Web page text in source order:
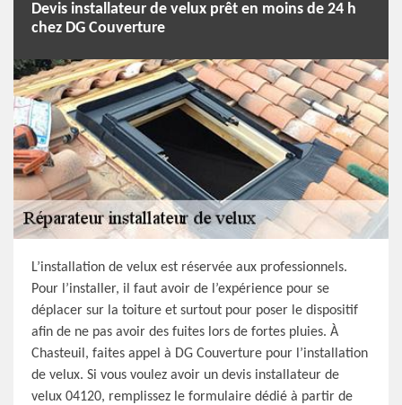
Devis installateur de velux prêt en moins de 24 h
chez DG Couverture
L’installation de velux est réservée aux professionnels.
Pour l’installer, il faut avoir de l’expérience pour se
déplacer sur la toiture et surtout pour poser le dispositif
afin de ne pas avoir des fuites lors de fortes pluies. À
Chasteuil, faites appel à DG Couverture pour l’installation
de velux. Si vous voulez avoir un devis installateur de
velux 04120, remplissez le formulaire dédié à partir de